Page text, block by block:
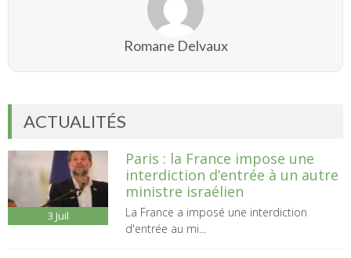
Romane Delvaux
ACTUALITÉS
3 Juil
Paris : la France impose une
interdiction d’entrée à un autre
ministre israélien
La France a imposé une interdiction
d'entrée au mi...